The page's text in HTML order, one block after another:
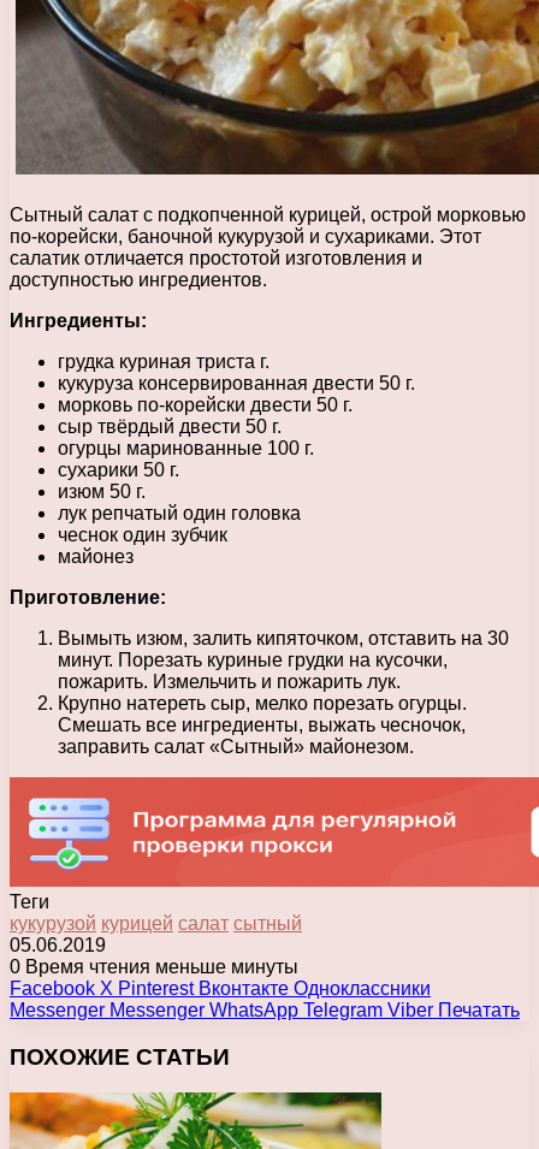
Сытный салат с подкопченной курицей, острой морковью
по-корейски, баночной кукурузой и сухариками. Этот
салатик отличается простотой изготовления и
доступностью ингредиентов.
Ингредиенты:
грудка куриная триста г.
кукуруза консервированная двести 50 г.
морковь по-корейски двести 50 г.
сыр твёрдый двести 50 г.
огурцы маринованные 100 г.
сухарики 50 г.
изюм 50 г.
лук репчатый один головка
чеснок один зубчик
майонез
Приготовление:
Вымыть изюм, залить кипяточком, отставить на 30
минут. Порезать куриные грудки на кусочки,
пожарить. Измельчить и пожарить лук.
Крупно натереть сыр, мелко порезать огурцы.
Смешать все ингредиенты, выжать чесночок,
заправить салат «Сытный» майонезом.
Теги
кукурузой курицей салат сытный
05.06.2019
0 Время чтения меньше минуты
Facebook X Pinterest Вконтакте Одноклассники
Messenger Messenger WhatsApp Telegram Viber Печатать
ПОХОЖИЕ СТАТЬИ